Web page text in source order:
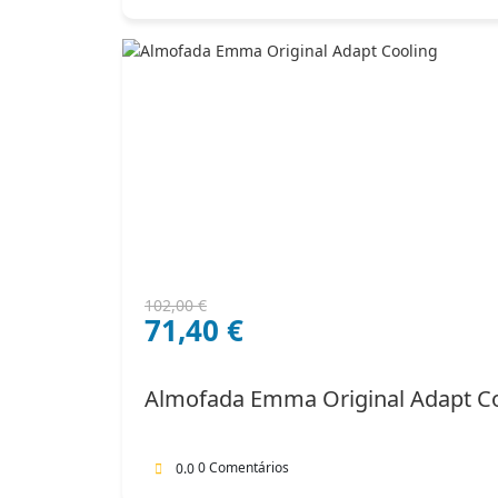
102,00€
O
preço
102,00 €.
71,40 €
O
preço
71,40 €.
Almofada Emma Original Adapt
0.00 Comentários